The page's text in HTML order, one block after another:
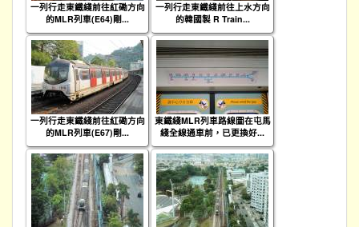
一列行走東鐵綫前往紅磡方向
的MLR列車(E64)剛...
一列行走東鐵綫前往上水方向
的韓國製 R Train...
一列行走東鐵綫前往紅磡方向
的MLR列車(E67)剛...
東鐵綫MLR列車路線圖在屯馬
綫全線通車前，已更換好...